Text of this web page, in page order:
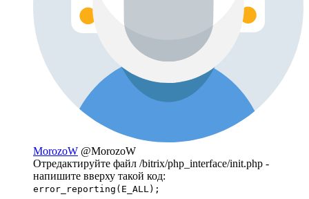
MorozoW @MorozoW
Отредактируйте файл /bitrix/php_interface/init.php -
напишите вверху такой код:
error_reporting(E_ALL);